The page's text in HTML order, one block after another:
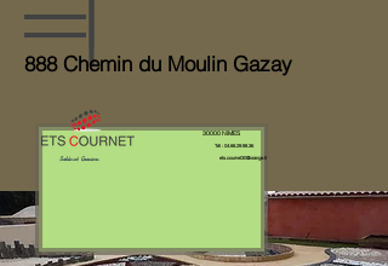
Sables et Graviers
888 Chemin du Moulin Gazay
30000 NIMES
Tél : 04.66.29.98.36
ets.cournet30@orange.fr